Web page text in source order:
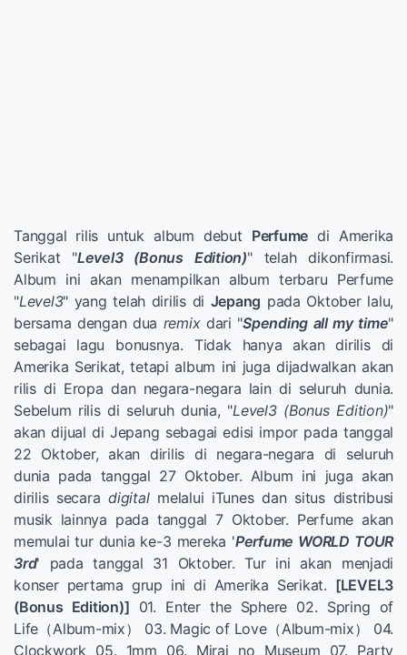
Tanggal rilis untuk album debut Perfume di Amerika
Serikat "Level3 (Bonus Edition)" telah dikonfirmasi.
Album ini akan menampilkan album terbaru Perfume
"Level3" yang telah dirilis di Jepang pada Oktober lalu,
bersama dengan dua remixdari "Spending all my time"
sebagai lagu bonusnya. Tidak hanya akan dirilis di
Amerika Serikat, tetapi album ini juga dijadwalkan akan
rilis di Eropa dan negara-negara lain di seluruh dunia.
Sebelum rilis di seluruh dunia, "Level3 (Bonus Edition)"
akan dijual di Jepang sebagai edisi impor pada tanggal
22 Oktober, akan dirilis di negara-negara di seluruh
dunia pada tanggal 27 Oktober. Album ini juga akan
dirilis secaradigitalmelalui iTunes dan situs distribusi
musik lainnya pada tanggal 7 Oktober. Perfume akan
memulai tur dunia ke-3 mereka 'Perfume WORLD TOUR
3rd' pada tanggal 31 Oktober. Tur ini akan menjadi
konser pertama grup ini di Amerika Serikat. [LEVEL3
(Bonus Edition)] 01. Enter the Sphere 02. Spring of
Life（Album-mix） 03. Magic of Love（Album-mix） 04.
Clockwork 05. 1mm 06. Mirai no Museum 07. Party